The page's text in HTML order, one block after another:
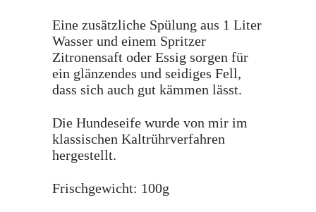
Eine zusätzliche Spülung aus 1 Liter
Wasser und einem Spritzer
Zitronensaft oder Essig sorgen für
ein glänzendes und seidiges Fell,
dass sich auch gut kämmen lässt.
Die Hundeseife wurde von mir im
klassischen Kaltrührverfahren
hergestellt.
Frischgewicht: 100g